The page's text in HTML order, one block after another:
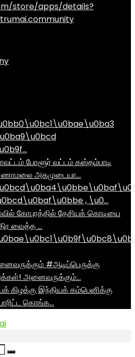
store/apps/details?
போளூர் வட்டம் கஸ்தம்பாடி
அகமுடையா…
, \u0…
கோபுரத்தில் தேசியக் கொடியை
வைத்த …
#ஆடிப்பெருக்கு
அனைவருக்கும்…
கிழக்கு இந்தியக் கம்பெனிக்கு
கொங்க…